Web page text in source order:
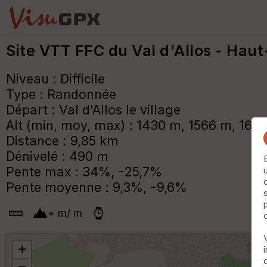
Site VTT FFC du Val d'Allos -
Niveau : Difficile
Type : Randonnée
Départ : Val d'Allos le village
Alt (min, moy, max) : 1430 m, 1566 m,
Distance : 9,85 km
Dénivelé : 490 m
Pente max : 34%, -25,7%
Pente moyenne : 9,3%, -9,6%
+ m/ m
+